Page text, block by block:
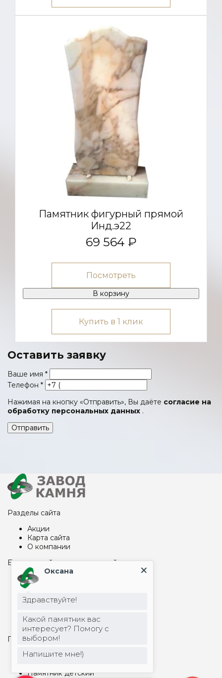
Памятник фигурный прямой
Инд.э22
69 564 ₽
Посмотреть
В корзину
Купить в 1 клик
Оставить заявку
Ваше имя *
Телефон *
Нажимая на кнопку «Отправить», Вы даёте согласие на
обработку персональных данных .
Отправить
Разделы сайта
Акции
Карта сайта
О компании
Благоустройство захоронений
Вазы
Надгробные плиты на могилу
Столбы, шары
Цоколь на могилу
Столы и лавки из металла
Столы и лавки из гранита
Памятники и гравировка
Арки и капеллы
Памятник детский
Оксана
Здравствуйте!
Какой памятник вас
интересует? Помогу с
выбором!
Напишите мне!)